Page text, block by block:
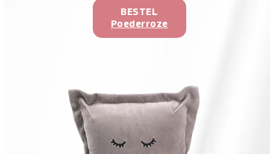
BESTEL
Poederroze